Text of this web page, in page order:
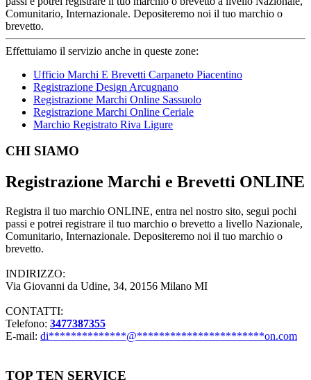
Comunitario, Internazionale. Depositeremo noi il tuo marchio o
brevetto.
Effettuiamo il servizio anche in queste zone:
Ufficio Marchi E Brevetti Carpaneto Piacentino
Registrazione Design Arcugnano
Registrazione Marchi Online Sassuolo
Registrazione Marchi Online Ceriale
Marchio Registrato Riva Ligure
Footer
CHI SIAMO
Registrazione Marchi e Brevetti ONLINE
Registra il tuo marchio ONLINE, entra nel nostro sito, segui pochi
passi e potrei registrare il tuo marchio o brevetto a livello Nazionale,
Comunitario, Internazionale. Depositeremo noi il tuo marchio o
brevetto.
INDIRIZZO:
Via Giovanni da Udine, 34, 20156 Milano MI
CONTATTI:
Telefono: 3477387355
E-mail: di**************@***********************on.com
TOP TEN SERVICE